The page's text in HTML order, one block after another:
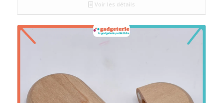
Voir les détails